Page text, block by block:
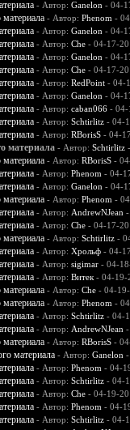
- Автор: Ganelon - 04-
- Автор: Phenom -
- Автор: Ganelon - 04-
- Автор: Che- 04-17-
- Автор: Ganelon - 04-
- Автор: Che- 04-17-
- Автор: RedPoint- 04-
- Автор: Ganelon - 04-
- Автор: caban066- 04-
- Автор: Schtirlitz- 04-
- Автор: RBorisS- 04-
материала - Автор: Schtirlitz-
- Автор: RBorisS-
- Автор: Phenom - 04-
- Автор: Ganelon - 04-
- Автор: Phenom -
- Автор: AndrewNJean
- Автор: Che- 04-17-
- Автор: Schtirlitz-
- Автор: Хрольф- 04-
- Автор: sigimar- 04-
- Автор: Витек- 04-19-
- Автор: Che- 04-19-
- Автор: Phenom -
- Автор: Schtirlitz- 04-
- Автор: AndrewNJean
- Автор: RBorisS-
материала - Автор: Ganelon
- Автор: Phenom - 04-
- Автор: Schtirlitz- 04-
- Автор: Che- 04-19-
- Автор: Phenom - 04-
- Автор: Schtirlitz- 04-